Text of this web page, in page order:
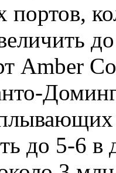
Amber
до 5-6 в